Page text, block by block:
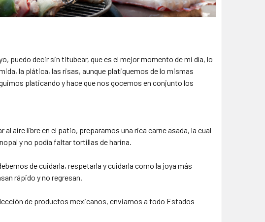
puedo decir sin titubear, que es el mejor momento de mi día, lo
la plática, las risas, aunque platiquemos de lo mismas
platicando y hace que nos gocemos en conjunto los
aire libre en el patio, preparamos una rica carne asada, la cual
y no podía faltar tortillas de harina.
de cuidarla, respetarla y cuidarla como la joya más
rápido y no regresan.
de productos mexicanos, enviamos a todo Estados